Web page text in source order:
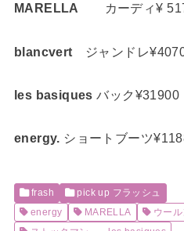
MARELLA カーディ¥
blancvert ジャンドレ
les basiques バック¥31900
energy. ショートブーツ
frash
pick up フラッシュ
energy
MARELLA
ウー